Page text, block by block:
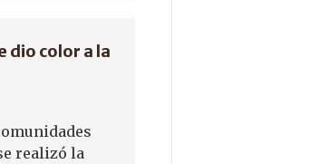
dio color a la
realizó la